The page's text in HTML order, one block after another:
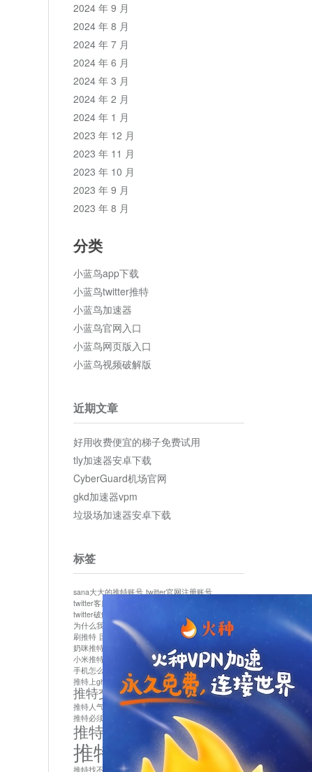
2024 年 9 月
2024 年 8 月
2024 年 7 月
2024 年 6 月
2024 年 3 月
2024 年 2 月
2024 年 1 月
2023 年 12 月
2023 年 11 月
2023 年 10 月
2023 年 9 月
2023 年 8 月
分类
小蓝鸟app下载
小蓝鸟twitter推特
小蓝鸟加速器
小蓝鸟官网入口
小蓝鸟网页版入口
小蓝鸟视频破解版
近期文章
好用收费便宜的梯子免费试用
tly加速器安卓下载
CyberGuard机场官网
gkd加速器vpm
垃圾场加速器安卓下载
标签
sana大大的推特账号 twitter官网注册账号
twitter客服
twitter破解版下载
为什么我推特无法保存设置
作者sana推特是什么
刷推特 国内为什么不能用twitter 国内能用twitter吗
奶咪推特
如何找回推特密码
小米推特闪退是怎么回事 怎么看推特上的视频
手机怎么注册推特账号
推特devil
推特上ghs的女博主
推特交友软件app下载
推特人气萌货小蔡头喵喵喵 推特实名制
推特必须用外网吗
推特怎么取消关联手机号
推特怎么看敏感内容苹果
推特找不到账号 推特注册必须要手机号